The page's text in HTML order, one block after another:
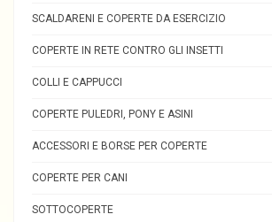
SCALDARENI E COPERTE DA ESERCIZIO
COPERTE IN RETE CONTRO GLI INSETTI
COLLI E CAPPUCCI
COPERTE PULEDRI, PONY E ASINI
ACCESSORI E BORSE PER COPERTE
COPERTE PER CANI
SOTTOCOPERTE